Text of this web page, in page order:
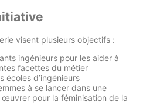
visent plusieurs objectifs :
ingénieurs pour les aider à
facettes du métier
écoles d’ingénieurs
à se lancer dans une
œuvrer pour la féminisation de la